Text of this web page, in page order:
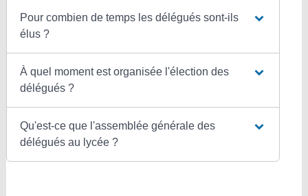
Pour combien de temps les délégués sont-ils
élus ?
À quel moment est organisée l'élection des
délégués ?
Qu'est-ce que l'assemblée générale des
délégués au lycée ?